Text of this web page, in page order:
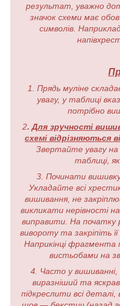
результат, уважно
значок схеми має
символів.
1. Прядь муліне
увагу, у таблиці
потрібно
2. Для зручності
схемі відрізняються
Звертайте увагу на
таблиці,
3. Починати
Укладайте всі
вишивання, не
викликати нерівності
виправити. На
вивороту та закріпіть
Наприкінці фрагмента
вистьобами на
4. Часто у
виразніший та
підкреслити всі